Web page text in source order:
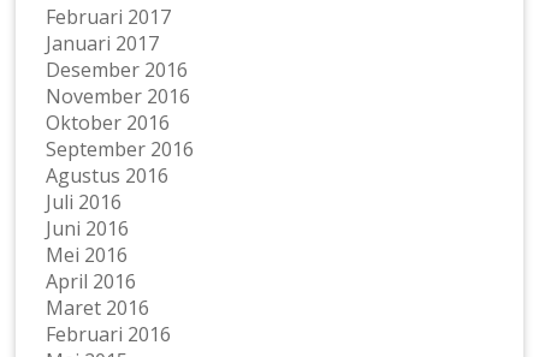
Februari 2017
Januari 2017
Desember 2016
November 2016
Oktober 2016
September 2016
Agustus 2016
Juli 2016
Juni 2016
Mei 2016
April 2016
Maret 2016
Februari 2016